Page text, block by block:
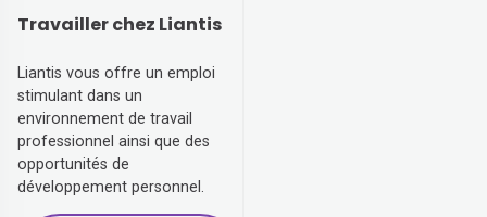
Travailler chez Liantis
Liantis vous offre un emploi
stimulant dans un
environnement de travail
professionnel ainsi que des
opportunités de
développement personnel.